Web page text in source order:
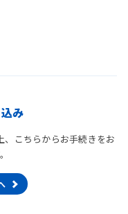
み
こちらからお手続きをお